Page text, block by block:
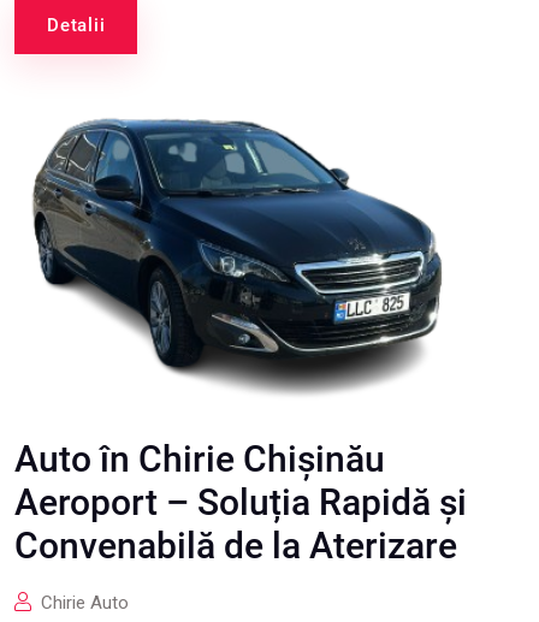
Detalii
Auto în Chirie Chișinău
Aeroport – Soluția Rapidă și
Convenabilă de la Aterizare
Chirie Auto